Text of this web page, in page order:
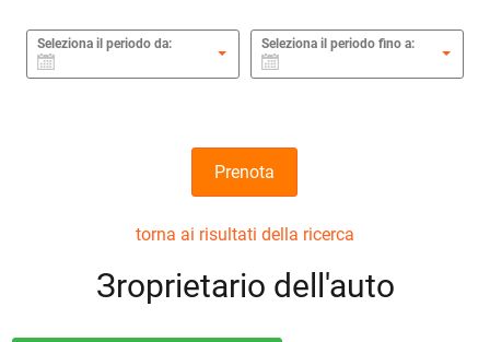
Seleziona il periodo da: Seleziona il periodo fino a:
Prenota
torna ai risultati della ricerca
Зroprietario dell'auto